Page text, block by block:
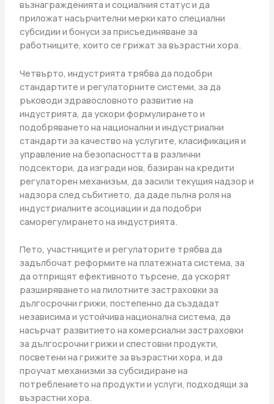
възнагражденията и социалния статус и да
приложат насърчителни мерки като специални
субсидии и бонуси за присъединяване за
работниците, които се грижат за възрастни хора.
Четвърто, индустрията трябва да подобри
стандартите и регулаторните системи, за да
ръководи здравословното развитие на
индустрията, да ускори формулирането и
подобряването на национални и индустриални
стандарти за качество на услугите, класификация и
управление на безопасността в различни
подсектори, да изгради нов, базиран на кредити
регулаторен механизъм, да засили текущия надзор и
надзора след събитието, да даде пълна роля на
индустриалните асоциации и да подобри
саморегулирането на индустрията.
Пето, участниците и регулаторите трябва да
задълбочат реформите на платежната система, за
да отприщят ефективното търсене, да ускорят
разширяването на пилотните застраховки за
дългосрочни грижи, постепенно да създадат
независима и устойчива национална система, да
насърчат развитието на комерсиални застраховки
за дългосрочни грижи и спестовни продукти,
посветени на грижите за възрастни хора, и да
проучат механизми за субсидиране на
потреблението на продукти и услуги, подходящи за
възрастни хора.